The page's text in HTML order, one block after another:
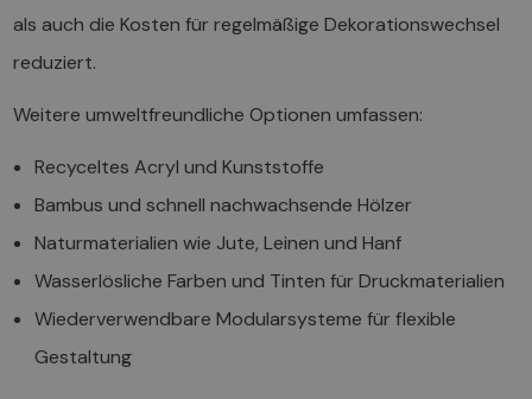
als auch die Kosten für regelmäßige Dekorationswechsel
reduziert.
Weitere umweltfreundliche Optionen umfassen:
Recyceltes Acryl und Kunststoffe
Bambus und schnell nachwachsende Hölzer
Naturmaterialien wie Jute, Leinen und Hanf
Wasserlösliche Farben und Tinten für Druckmaterialien
Wiederverwendbare Modularsysteme für flexible
Gestaltung